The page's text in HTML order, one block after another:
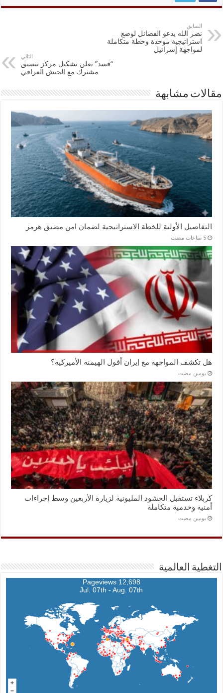
السابق
نصر الله يدعو الفصائل لوضع
استراتيجية موحدة وخطة متكاملة
لمواجهة إسرائيل
التالي
“قسد” تعلن تشكيل مركز تنسيق
مشترك مع الجيش العراقي
مقالات مشابهة
التفاصيل الأولية للخطة الاستراتيجية لضمان امن مضيق هرمز
‏5 ساعات مضت
هل تكشف المواجهة مع إيران أفول الهيمنة الأميركية؟
‏يومين مضت
كربلاء تستقبل الحشود المليونية لزيارة الأربعين وسط إجراءات
أمنية وخدمية متكاملة
‏يومين مضت
التغطية العالمية
12,698 Pageviews
Jul. 07th - Aug. 07th